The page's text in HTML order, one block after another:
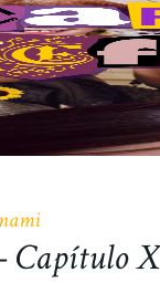
Capítulo X